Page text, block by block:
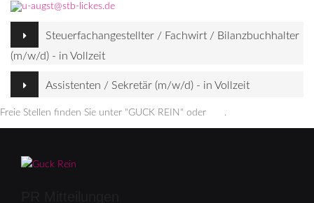
u-augst@stb-lickes.de
Steuerfachangestellter / Fachwirt / Bilanzbuchhalter
(m/w/d) - in Vollzeit
Assistenten / Sekretär (m/w/d) - in Vollzeit
Freie Stellen finden Sie unter "GUCK REIN" oder .